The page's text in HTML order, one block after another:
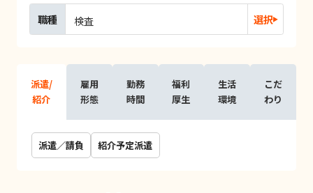
職種 検査 選択
派遣/
紹介
雇用
形態
勤務
時間
福利
厚生
生活
環境
こだ
わり
派遣／請負 紹介予定派遣